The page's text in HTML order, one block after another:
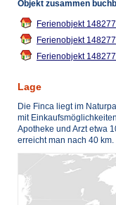
Objekt zusammen
Ferienobjekt
Ferienobjekt
Ferienobjekt
Lage
Die Finca liegt im
mit
Apotheke und Arzt etwa
erreicht man nach 40 km.